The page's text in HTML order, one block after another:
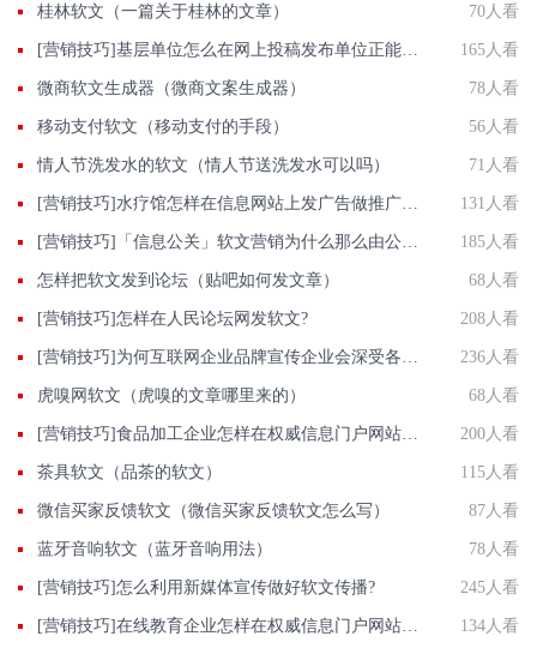
桂林软文（一篇关于桂林的文章） 70人看
[营销技巧]基层单位怎么在网上投稿发布单位正能量推广稿件？ 165人看
微商软文生成器（微商文案生成器） 78人看
移动支付软文（移动支付的手段） 56人看
情人节洗发水的软文（情人节送洗发水可以吗） 71人看
[营销技巧]水疗馆怎样在信息网站上发广告做推广提高产品知名度呢 131人看
[营销技巧]「信息公关」软文营销为什么那么由公司青睐?信息的优点? 185人看
怎样把软文发到论坛（贴吧如何发文章） 68人看
[营销技巧]怎样在人民论坛网发软文? 208人看
[营销技巧]为何互联网企业品牌宣传企业会深受各行各业公司着迷？ 236人看
虎嗅网软文（虎嗅的文章哪里来的） 68人看
[营销技巧]食品加工企业怎样在权威信息门户网站发稿? 200人看
茶具软文（品茶的软文） 115人看
微信买家反馈软文（微信买家反馈软文怎么写） 87人看
蓝牙音响软文（蓝牙音响用法） 78人看
[营销技巧]怎么利用新媒体宣传做好软文传播? 245人看
[营销技巧]在线教育企业怎样在权威信息门户网站发稿? 134人看